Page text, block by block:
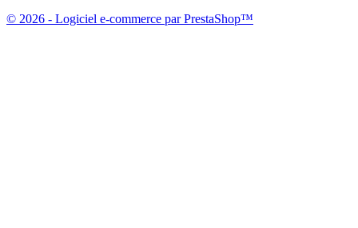
© 2026 - Logiciel e-commerce par PrestaShop™